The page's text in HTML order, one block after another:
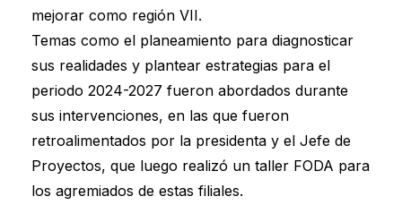
mejorar como región VII.
Temas como el planeamiento para diagnosticar
sus realidades y plantear estrategias para el
periodo 2024-2027 fueron abordados durante
sus intervenciones, en las que fueron
retroalimentados por la presidenta y el Jefe de
Proyectos, que luego realizó un taller FODA para
los agremiados de estas filiales.